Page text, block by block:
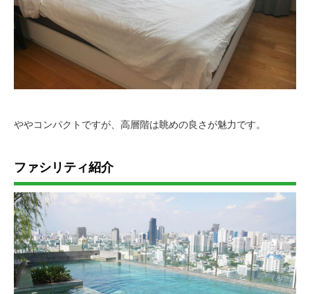
ややコンパクトですが、高層階は眺めの良さが魅力です。
ファシリティ紹介